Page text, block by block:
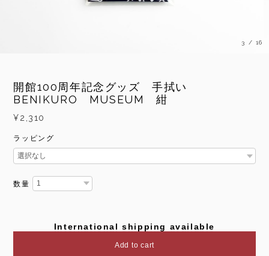
3 / 16
開館100周年記念グッズ 手拭い
BENIKURO MUSEUM 紺
¥2,310
ラッピング
数量
International shipping available
Add to cart